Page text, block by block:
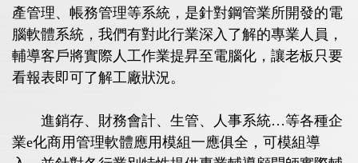
產管理、帳務管理等系統，是針對鋼管業所開發的電
腦軟體系統，我們有對此行業深入了解的專業人員，
輔導客戶將實際人工作業提昇至電腦化，讓老板只要
看報表即可了解工廠狀況。
進銷存、財務會計、生管、人事系統…等各種企
業e化商用管理軟體應用模組一應俱全，可模組導